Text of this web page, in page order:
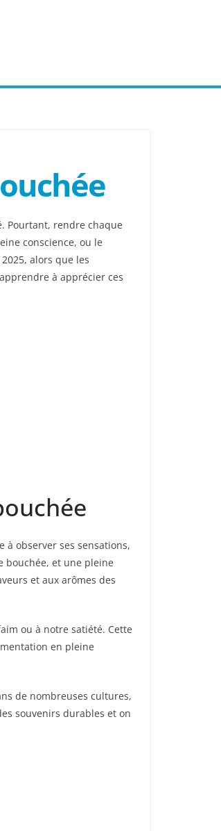
Pourtant, rendre chaque
conscience, ou le
alors que les
à apprécier ces
à observer ses sensations,
bouchée, et une pleine
et aux arômes des
ou à notre satiété. Cette
en pleine
de nombreuses cultures,
souvenirs durables et on